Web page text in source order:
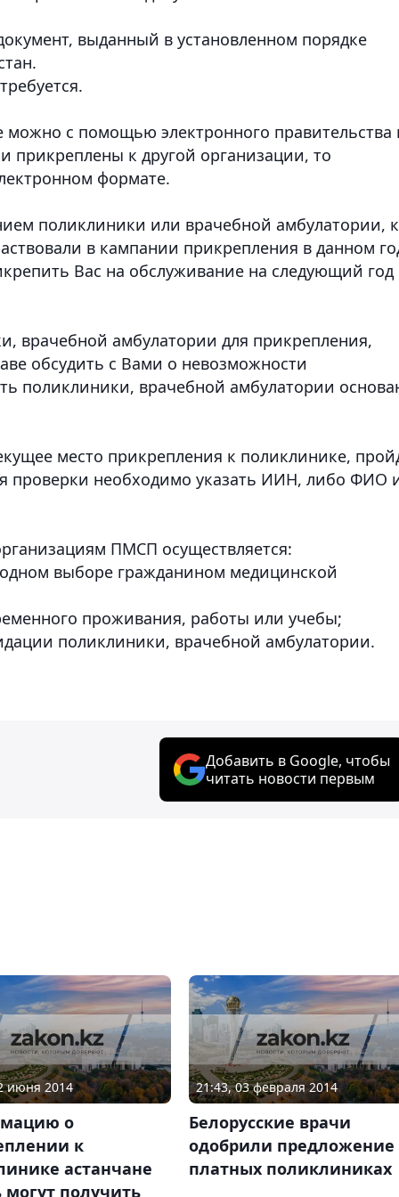
выданный в установленном порядке
с помощью электронного правительства
прикреплены к другой организации, то
формате.
поликлиники или врачебной амбулатории, к
в кампании прикрепления в данном
Вас на обслуживание на следующий год
врачебной амбулатории для прикрепления,
обсудить с Вами о невозможности
поликлиники, врачебной амбулатории
место прикрепления к поликлинике,
проверки необходимо указать ИИН, либо ФИО
ПМСП осуществляется:
выборе гражданином медицинской
проживания, работы или учебы;
поликлиники, врачебной амбулатории.
Добавить в Google, чтобы
читать новости первым
июня 2014
о
к
астанчане
могут получить
21:43, 03 февраля 2014
Белорусские врачи
одобрили предложение
платных поликлиниках